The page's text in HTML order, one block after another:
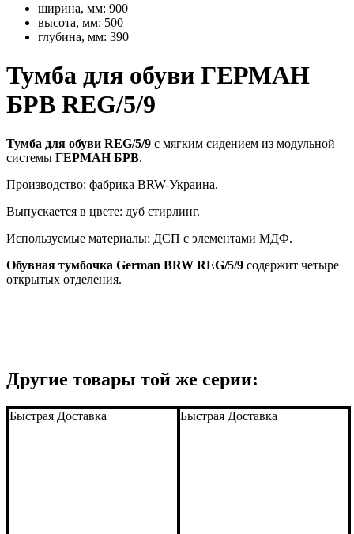
ширина, мм: 900
высота, мм: 500
глубина, мм: 390
Тумба для обуви ГЕРМАН
БРВ REG/5/9
Тумба для обуви REG/5/9 с мягким сидением из модульной
системы ГЕРМАН БРВ.
Производство: фабрика BRW-Украина.
Выпускается в цвете: дуб стирлинг.
Используемые материалы: ДСП с элементами МДФ.
Обувная тумбочка German BRW REG/5/9 содержит четыре
открытых отделения.
Другие товары той же серии:
Быстрая Доставка Быстрая Доставка